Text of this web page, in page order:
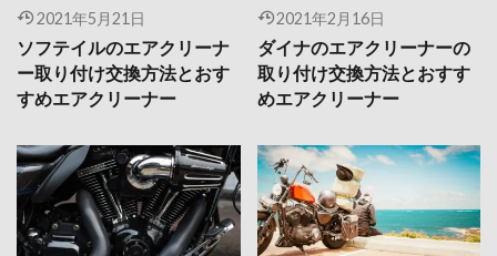
2021年5月21日
ソフテイルのエアクリーナ
ー取り付け交換方法とおす
すめエアクリーナー
2021年2月16日
ダイナのエアクリーナーの
取り付け交換方法とおすす
めエアクリーナー